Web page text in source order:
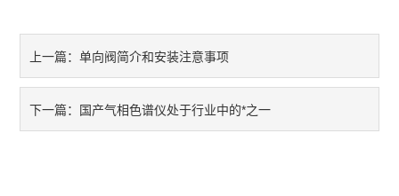
上一篇：单向阀简介和安装注意事项
下一篇： 国产气相色谱仪处于行业中的*之一